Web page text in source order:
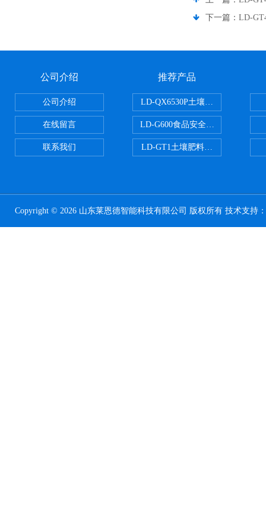
下一篇： LD-
公司介绍
公司介绍
在线留言
联系我们
推荐产品
LD-QX6530P土壤氧化还原电位检
LD-G600食品安全检测仪
LD-GT1土壤肥料养分检测仪
Copyright © 2026 山东莱恩德智能科技有限公司 版权所有 技术支持：